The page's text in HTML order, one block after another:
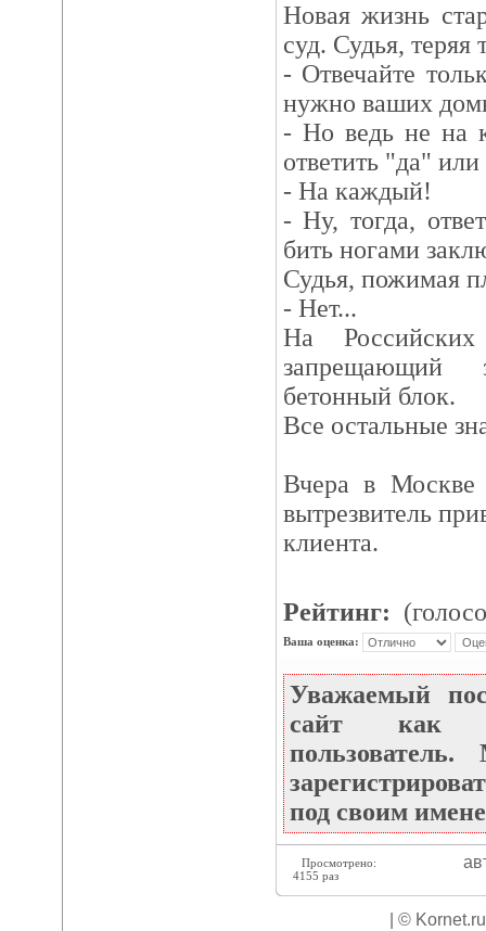
Новая жизнь
суд. Судья, теряя
- Отвечайте
нужно ваших
- Но ведь не на
ответить "да"
- На каждый!
- Ну, тогда,
бить ногами
Судья, пожимая
- Нет...
На
запрещающий
бетонный блок.
Все остальные
Вчера в Москве
вытрезвитель
клиента.
Рейтинг:
Ваша оценка:
Уважаемый
сайт как
под своим
Просмотрено:
4155 раз
| ©